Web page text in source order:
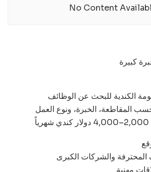
No Content
كبيرة
الكندية للبحث عن الوظائف
المقاطعة، الخبرة، ونوع العمل
والشركات الكبرى
مهنية